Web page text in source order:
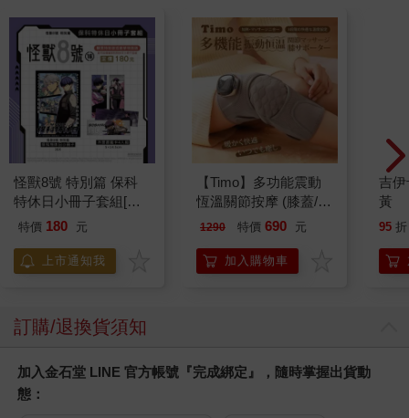
怪獸8號 特別篇 保科
特休日小冊子套組[限
加購]
特價 180 元
上市通知我
【Timo】多功能震動
恆溫關節按摩 (膝蓋/
肩/手肘通用) 無線充電
膝熱敷 【單入組】
1290 特價 690 元
加入購物車
吉
黃
95 折
訂購/退換貨須知
加入金石堂 LINE 官方帳號『完成綁定』，隨時掌握出貨動
態：